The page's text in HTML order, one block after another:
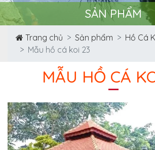
SẢN PHẨM
Trang chủ Sản phẩm
Hồ Cá
Mẫu hồ cá koi 23
MẪU HỒ CÁ